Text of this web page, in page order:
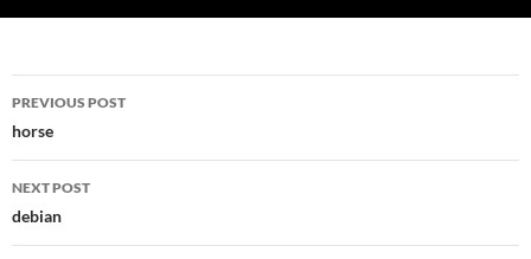
Post
navigation
PREVIOUS POST
horse
NEXT POST
debian